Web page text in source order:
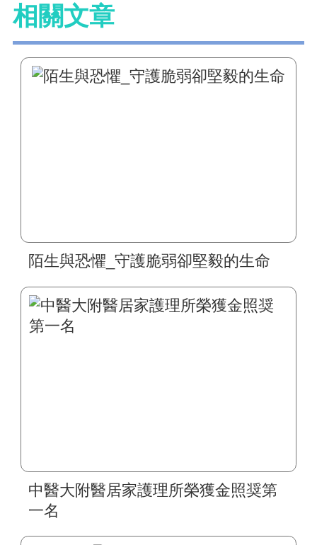
相關文章
陌生與恐懼_守護脆弱卻堅毅的生命
中醫大附醫居家護理所榮獲金照奨第
一名